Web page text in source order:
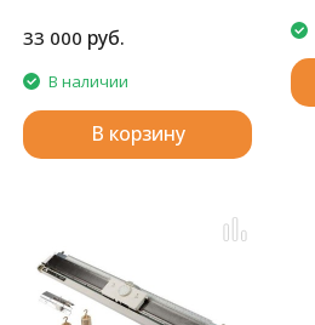
доставка по России.
Silver Reed LK150
Однофонтурная вязальная
машина 4 класса.
33 000 руб.
В наличии
В корзину